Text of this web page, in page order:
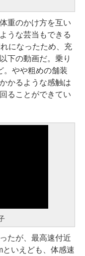
重のかけ方を互い
うな芸当もできる
になったため、充
下の動画だ。乗り
。やや粗めの舗装
かるような感触は
ることができてい
たが、最高速付近
といえども、体感速